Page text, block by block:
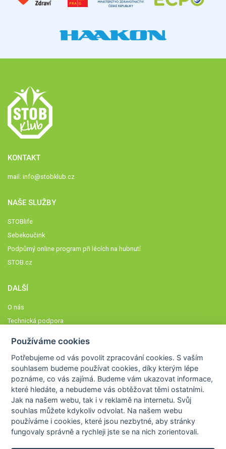
KONTAKT
mail: info@stobklub.cz
NAŠE SLUŽBY
STOBlife
Sebekoučink
Podpůrný online program při lécích na hubnutí
STOB.cz
DALŠÍ
O nás
Technická podpora
Členové STOBklubu
Zásady nakládání s osobními údaji
Otestujte se
Spočítejte si
Výzva 52
Používáme cookies
Potřebujeme od vás povolit zpracování cookies. S vaším
souhlasem budeme používat cookies, díky kterým lépe
poznáme,co vás zajímá. Budeme vám ukazovat informace,
které hledáte, a nebudeme vás obtěžovat těmi ostatními.
Jak na našem webu, tak i v reklamě na internetu. Svůj
souhlas můžete kdykoliv odvolat. Na našem webu
používáme i cookies, které jsou nezbytné, aby stránky
fungovaly správně a rychleji jste se na nich zorientovali.